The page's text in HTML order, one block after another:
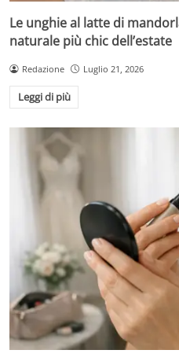
Le unghie al latte di
naturale più chic dell’estate
Redazione Luglio 21, 2026
Leggi di più